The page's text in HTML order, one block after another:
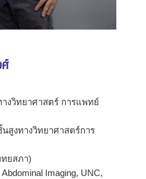
วิทยาศาสตร์ การแพทย์
งทางวิทยาศาสตร์การ
ยสภา)
Imaging, UNC,